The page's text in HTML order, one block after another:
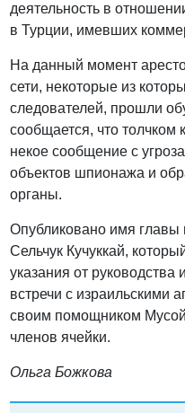
деятельность в
в Турции, имевших
На данный момент
сети, некоторые из
следователей, прошли
сообщается, что
некое сообщение с
объектов шпионажа и
органы.
Опубликовано имя главы
Сельчук Кучуккай,
указания от
встречи с израильскими
своим помощником
членов ячейки.
Ольга Божкова